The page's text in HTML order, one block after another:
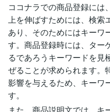
ココナラでの商品登録には
上を伸ばすためには、検索
あり、そのためにはキーワ
す。商品登録時には、ター
るであろうキーワードを見
ぜることが求められます。
影響を与えるため、キーワ
す。
また、商品説明文では、キ